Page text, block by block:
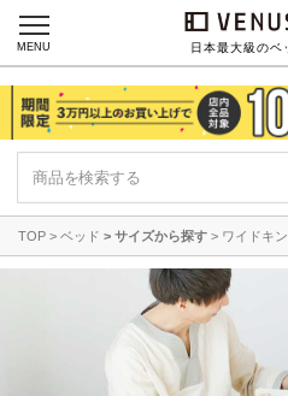
日本最大級のベ
MENU
TOP ベッド サイズから探す ワイドキ